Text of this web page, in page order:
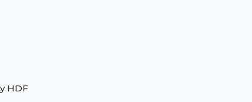
HDF